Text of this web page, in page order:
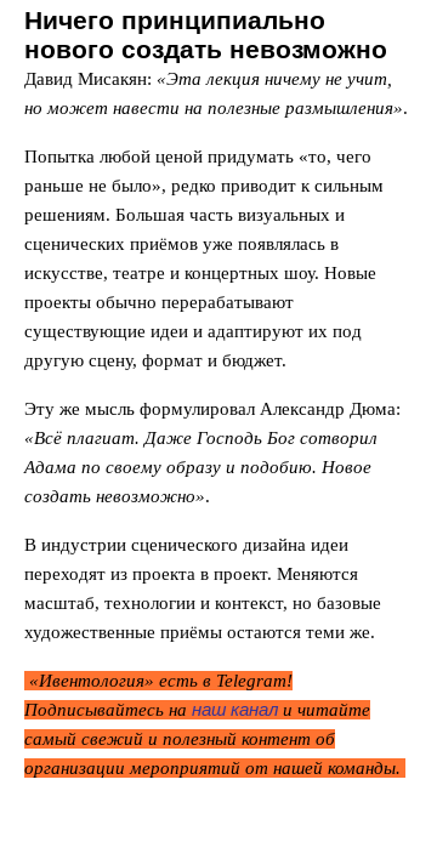
Ничего принципиально
нового создать невозможно
Давид Мисакян: «Эта лекция ничему не учит,
но может навести на полезные размышления».
Попытка любой ценой придумать «то, чего
раньше не было», редко приводит к сильным
решениям. Большая часть визуальных и
сценических приёмов уже появлялась в
искусстве, театре и концертных шоу. Новые
проекты обычно перерабатывают
существующие идеи и адаптируют их под
другую сцену, формат и бюджет.
Эту же мысль формулировал Александр Дюма:
«Всё плагиат. Даже Господь Бог сотворил
Адама по своему образу и подобию. Новое
создать невозможно».
В индустрии сценического дизайна идеи
переходят из проекта в проект. Меняются
масштаб, технологии и контекст, но базовые
художественные приёмы остаются теми же.
«Ивентология» есть в Telegram!
Подписывайтесь на наш канал и читайте
самый свежий и полезный контент об
организации мероприятий от нашей команды.